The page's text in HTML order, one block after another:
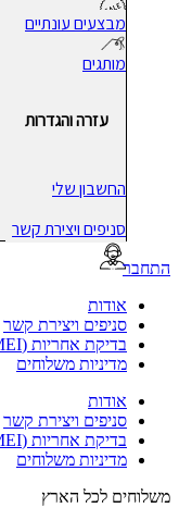
מבצעים עונתיים
מותגים
עזרה והגדרות
החשבון שלי
סניפים ויצירת קשר
אודות
סניפים ויצירת קשר
בדיקת אחריות (IMEI)
מדיניות משלוחים
אודות
סניפים ויצירת קשר
בדיקת אחריות (IMEI)
מדיניות משלוחים
לכל הארץ